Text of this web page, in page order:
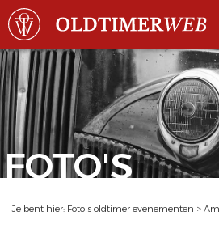
FOTO'S
Je bent hier: Foto's oldtimer evenementen >